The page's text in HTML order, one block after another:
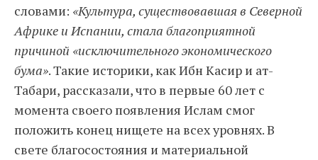
словами: «Культура, существовавшая в Северной
Африке и Испании, стала благоприятной
причиной «исключительного экономического
бума». Такие историки, как Ибн Касир и ат-
Табари, рассказали, что в первые 60 лет с
момента своего появления Ислам смог
положить конец нищете на всех уровнях. В
свете благосостояния и материальной